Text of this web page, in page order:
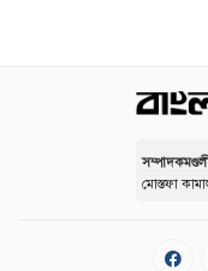
মোস্তফা